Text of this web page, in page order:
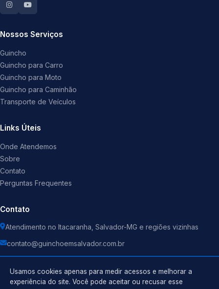
Nossos Serviços
Guincho
Guincho para Carro
Guincho para Moto
Guincho para Caminhão
Transporte de Veículos
Links Úteis
Onde Atendemos
Sobre
Contato
Perguntas Frequentes
Contato
Atendimento no Itacaranha, Salvador-MG e regiões vizinhas
contato@guinchoemsalvador.com.br
Usamos cookies apenas para medir acessos e melhorar a
experiência do site. Você pode aceitar ou recusar esse